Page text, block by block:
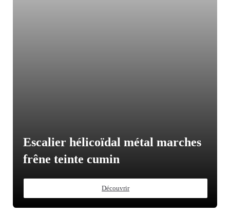
Escalier hélicoïdal métal marches
frêne teinte cumin
Découvrir